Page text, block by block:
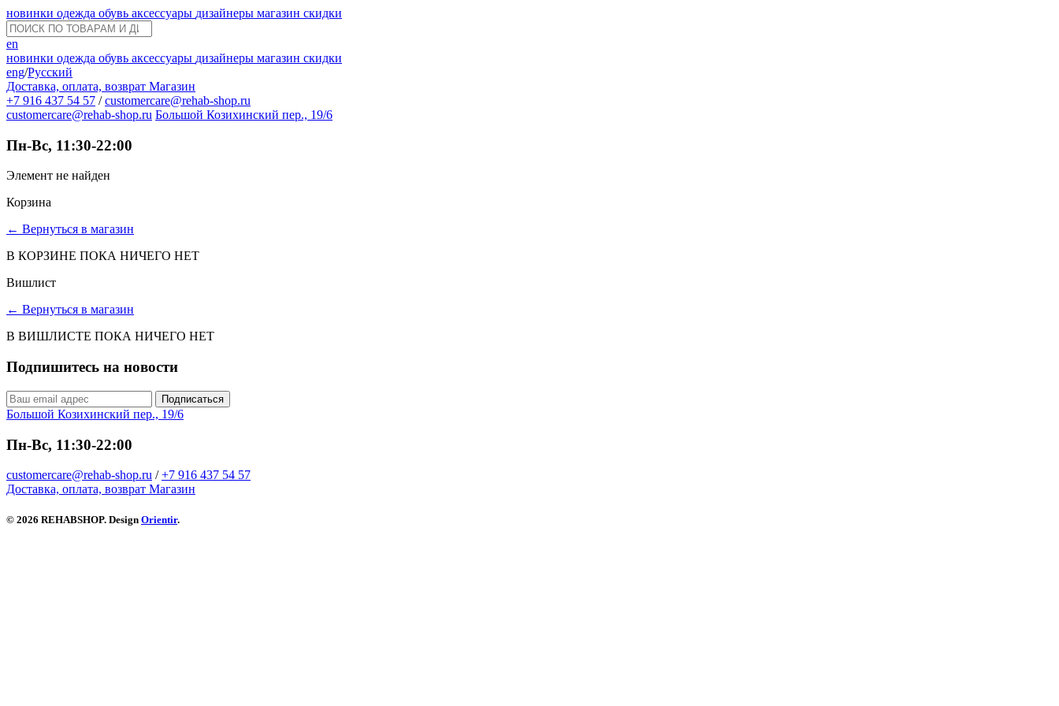
новинки одежда обувь аксессуары дизайнеры магазин скидки
en
новинки одежда обувь аксессуары дизайнеры магазин скидки
eng/Русский
Доставка, оплата, возврат Магазин
+7 916 437 54 57 / customercare@rehab-shop.ru
customercare@rehab-shop.ru Большой Козихинский пер., 19/6
Пн-Вс, 11:30-22:00
Элемент не найден
Корзина
← Вернуться в магазин
В КОРЗИНЕ ПОКА НИЧЕГО НЕТ
Вишлист
← Вернуться в магазин
В ВИШЛИСТЕ ПОКА НИЧЕГО НЕТ
Подпишитесь на новости
Подписаться
Большой Козихинский пер., 19/6
Пн-Вс, 11:30-22:00
customercare@rehab-shop.ru / +7 916 437 54 57
Доставка, оплата, возврат Магазин
© 2026 REHABSHOP. Design Orientir.